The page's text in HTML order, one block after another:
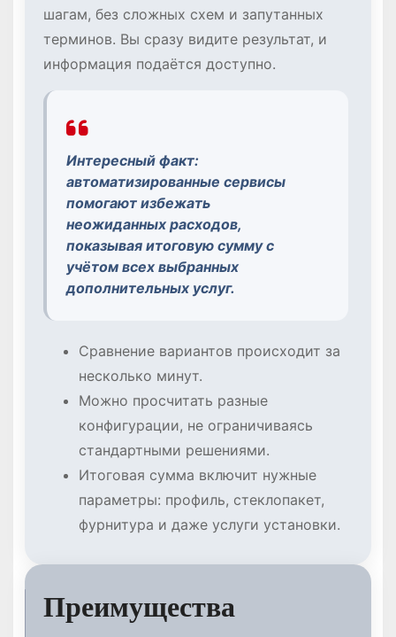
шагам, без сложных схем и запутанных
терминов. Вы сразу видите результат, и
информация подаётся доступно.
Интересный факт:
автоматизированные сервисы
помогают избежать
неожиданных расходов,
показывая итоговую сумму с
учётом всех выбранных
дополнительных услуг.
Сравнение вариантов происходит за
несколько минут.
Можно просчитать разные
конфигурации, не ограничиваясь
стандартными решениями.
Итоговая сумма включит нужные
параметры: профиль, стеклопакет,
фурнитура и даже услуги установки.
Преимущества